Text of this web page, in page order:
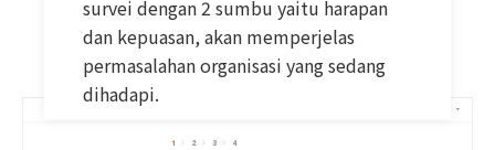
survei dengan 2 sumbu yaitu harapan
dan kepuasan, akan memperjelas
permasalahan organisasi yang sedang
dihadapi.